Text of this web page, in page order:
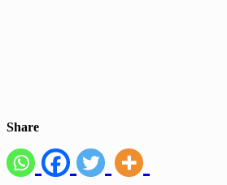
Share